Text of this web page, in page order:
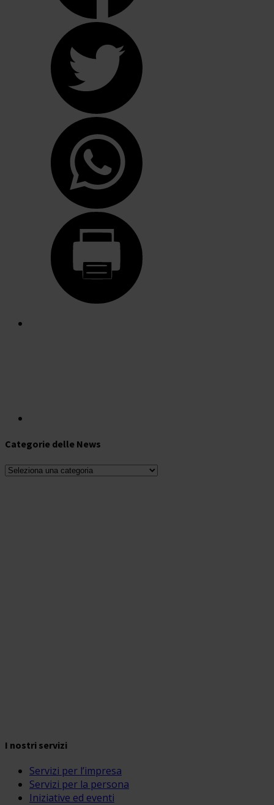
Categorie delle News
Categorie
I nostri servizi
Servizi per l’impresa
Servizi per la persona
Iniziative ed eventi